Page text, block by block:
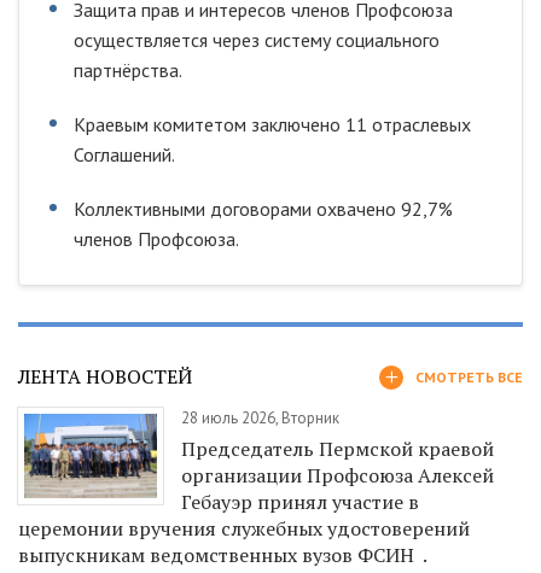
Защита прав и интересов членов Профсоюза
осуществляется через систему социального
партнёрства.
Краевым комитетом заключено 11 отраслевых
Соглашений.
Коллективными договорами охвачено 92,7%
членов Профсоюза.
ЛЕНТА НОВОСТЕЙ СМОТРЕТЬ ВСЕ
28 июль 2026, Вторник
Председатель Пермской краевой
организации Профсоюза Алексей
Гебауэр принял участие в
церемонии вручения служебных удостоверений
выпускникам ведомственных вузов ФСИН .